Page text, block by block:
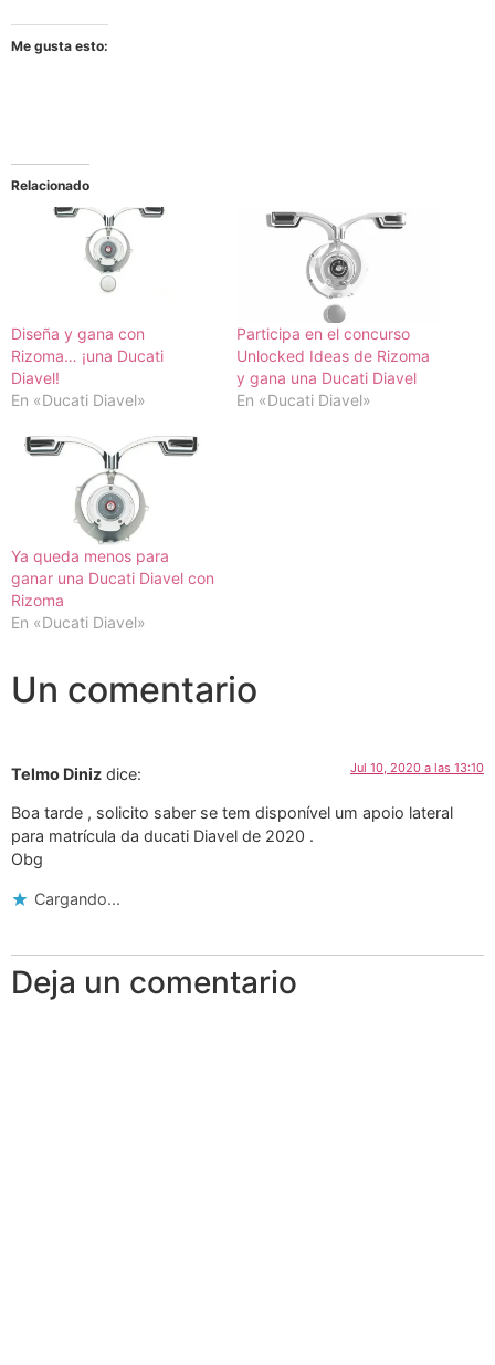
Me gusta esto:
Relacionado
Diseña y gana con
Rizoma… ¡una Ducati
Diavel!
En «Ducati Diavel»
Participa en el concurso
Unlocked Ideas de Rizoma
y gana una Ducati Diavel
En «Ducati Diavel»
Ya queda menos para
ganar una Ducati Diavel con
Rizoma
En «Ducati Diavel»
Un comentario
Telmo Diniz dice: Jul 10, 2020 a las 13:10
Boa tarde , solicito saber se tem disponível um apoio lateral
para matrícula da ducati Diavel de 2020 .
Obg
Cargando...
Deja un comentario